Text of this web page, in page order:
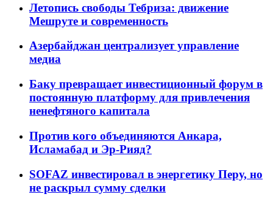
Летопись свободы Тебриза: движение
Мешруте и современность
Азербайджан централизует управление
медиа
Баку превращает инвестиционный форум в
постоянную платформу для привлечения
ненефтяного капитала
Против кого объединяются Анкара,
Исламабад и Эр-Рияд?
SOFAZ инвестировал в энергетику Перу, но
не раскрыл сумму сделки